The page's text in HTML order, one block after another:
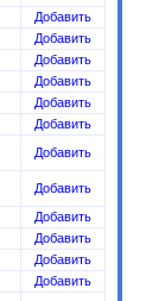
Добавить
Добавить
Добавить
Добавить
Добавить
Добавить
Добавить
Добавить
Добавить
Добавить
Добавить
Добавить